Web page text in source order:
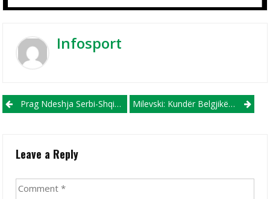
Infosport
Post navigation
Prag Ndeshja Serbi-Shqipëri, Darkë E Përbashkët Mes Krerëve Të Futbollit Të Dy Vendeve! Milevski: Kundër Belgjikës Morrëm Maksimumin
Leave a Reply